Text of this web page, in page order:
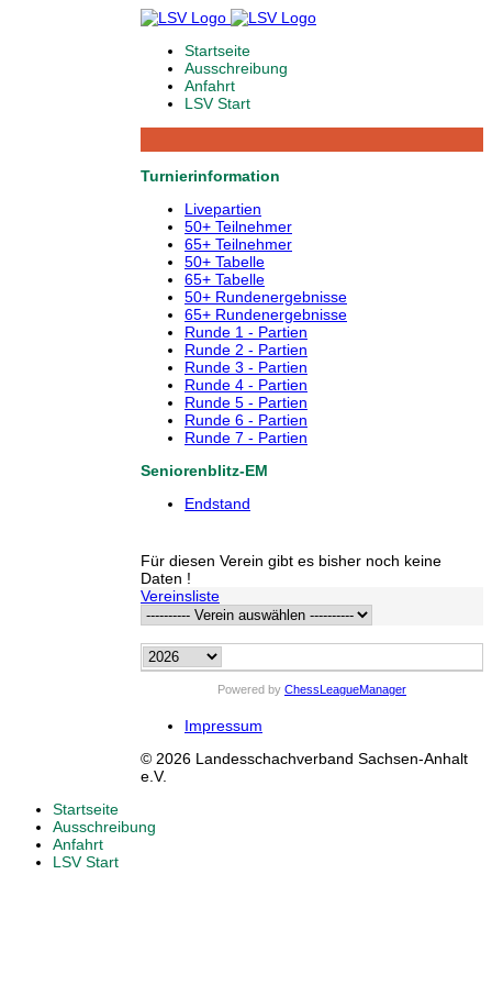
Startseite
Ausschreibung
Anfahrt
LSV Start
Turnierinformation
Livepartien
50+ Teilnehmer
65+ Teilnehmer
50+ Tabelle
65+ Tabelle
50+ Rundenergebnisse
65+ Rundenergebnisse
Runde 1 - Partien
Runde 2 - Partien
Runde 3 - Partien
Runde 4 - Partien
Runde 5 - Partien
Runde 6 - Partien
Runde 7 - Partien
Seniorenblitz-EM
Endstand
Für diesen Verein gibt es bisher noch keine
Daten !
Vereinsliste
Powered by ChessLeagueManager
Impressum
© 2026 Landesschachverband Sachsen-Anhalt
e.V.
Startseite
Ausschreibung
Anfahrt
LSV Start